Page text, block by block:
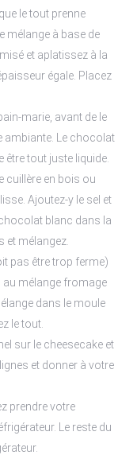
le tout prenne
mélange à base de
et aplatissez à la
égale. Placez
marie, avant de le
ambiante. Le chocolat
tout juste liquide.
cuillère en bois ou
Ajoutez-y le sel et
chocolat blanc dans la
et mélangez.
pas être trop ferme)
au mélange fromage
dans le moule
le tout.
sur le cheesecake et
et donner à votre
prendre votre
Le reste du